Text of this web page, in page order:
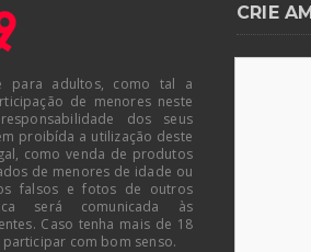
para adultos, como tal a
de menores neste
dos seus
proibída a utilização deste
como venda de produtos
de menores de idade ou
falsos e fotos de outros
será comunicada às
Caso tenha mais de 18
com bom senso.
CRIE